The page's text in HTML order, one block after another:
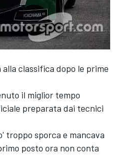
classifica dopo le prime
il miglior tempo
preparata dai tecnici
troppo sporca e mancava
posto ora non conta